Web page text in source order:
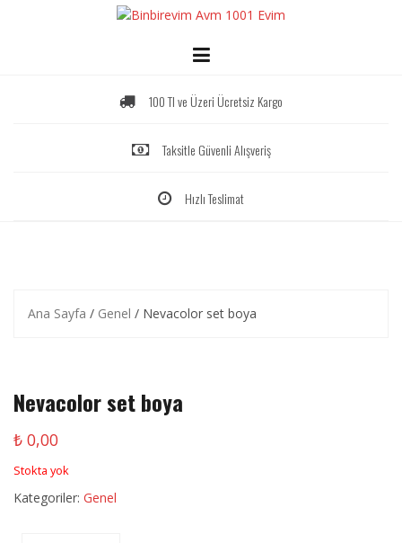
100 Tl ve Üzeri Ücretsiz Kargo
Taksitle Güvenli Alışveriş
Hızlı Teslimat
Ana Sayfa / Genel / Nevacolor set boya
Nevacolor set boya
₺ 0,00
Stokta yok
Kategoriler: Genel